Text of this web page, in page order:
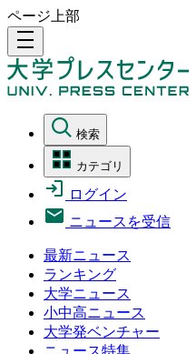
ページ上部
density_medium
検索
カテゴリ
ログイン
ニュースを受信
最新ニュース
ランキング
大学ニュース
小中高ニュース
大学発ベンチャー
ニュース特集